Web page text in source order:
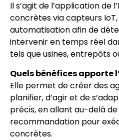
Il s’agit de l’application de
concrètes via capteurs
automatisation afin de
intervenir en temps réel
tels que usines, entrepôts
Quels bénéfices apporte
Elle permet de créer des
planifier, d’agir et de
précis, en allant au-delà
recommandation pour
concrètes.